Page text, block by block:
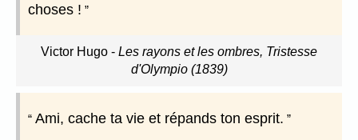
choses !
Victor Hugo - Les rayons et les ombres, Tristesse
d'Olympio (1839)
Ami, cache ta vie et répands ton esprit.